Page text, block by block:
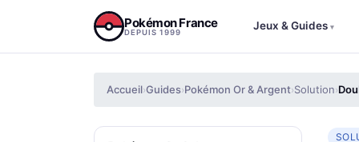
Pokémon France
DEPUIS 1999
Jeux & Guides ▾
Accueil›Guides›Pokémon Or & Argent›Solution›